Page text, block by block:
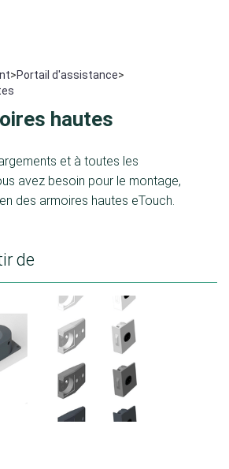
>Portail d'assistance>
hautes
et à toutes les
avez besoin pour le montage,
des armoires hautes eTouch.
de